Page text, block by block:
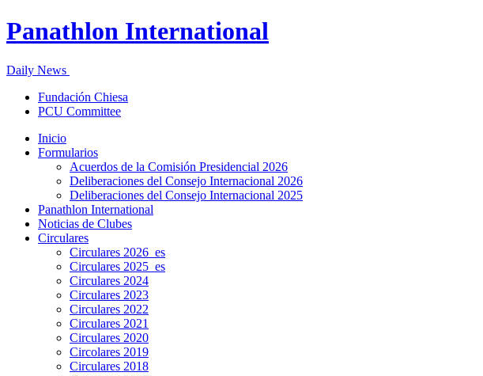
Panathlon International
Daily News
Fundación Chiesa
PCU Committee
Inicio
Formularios
Acuerdos de la Comisión Presidencial 2026
Deliberaciones del Consejo Internacional 2026
Deliberaciones del Consejo Internacional 2025
Panathlon International
Noticias de Clubes
Circulares
Circulares 2026_es
Circulares 2025_es
Circulares 2024
Circulares 2023
Circulares 2022
Circulares 2021
Circulares 2020
Circolares 2019
Circulares 2018